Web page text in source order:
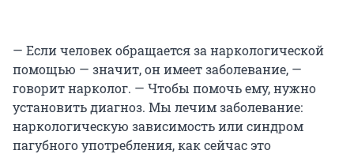
— Если человек обращается за наркологической
помощью — значит, он имеет заболевание, —
говорит нарколог. — Чтобы помочь ему, нужно
установить диагноз. Мы лечим заболевание:
наркологическую зависимость или синдром
пагубного употребления, как сейчас это